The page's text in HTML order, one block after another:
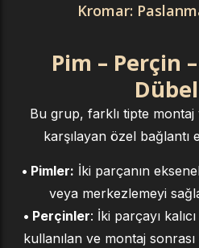
Kromar:
Pim – Perçin
Bu grup, farklı tipte montaj
karşılayan özel bağlantı
• Pimler: İki parçanın
veya merkezlemeyi
• Perçinler: İki parçayı
kullanılan ve montaj